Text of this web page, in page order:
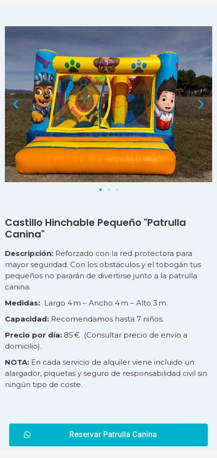
Castillo Hinchable Pequeño "Patrulla
Canina"
Descripción: Reforzado con la red protectora para
mayor seguridad. Con los obstáculos y el tobogán tus
pequeños no pararán de divertirse junto a la patrulla
canina.
Medidas: Largo 4 m – Ancho 4 m – Alto 3 m.
Capacidad: Recomendamos hasta 7 niños.
Precio por día: 85 € (Consultar precio de envío a
domicilio).
NOTA: En cada servicio de alquiler viene incluido un
alargador, piquetas y seguro de responsabilidad civil sin
ningún tipo de coste.
Reservar Patrulla Canina